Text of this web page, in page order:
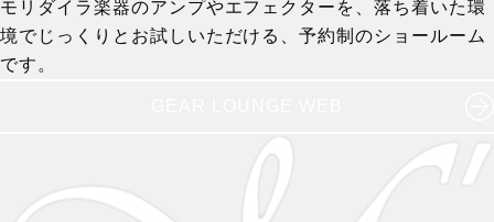
モリダイラ楽器のアンプやエフェクターを、落ち着いた環
境でじっくりとお試しいただける、予約制のショールーム
です。